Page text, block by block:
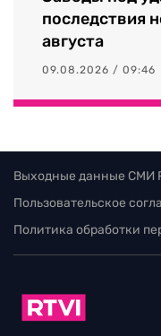
последствия
августа
09.08.2026 / 09:46
Выходные данные СМИ
Пользовательское
Политика обработки